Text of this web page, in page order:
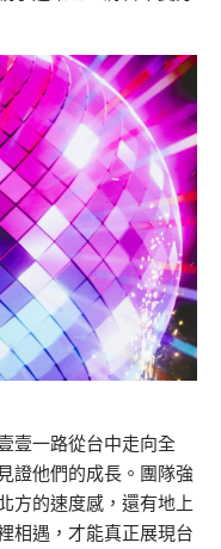
壹一路從台中走向全
證他們的成長。團隊強
方的速度感，還有地上
相遇，才能真正展現台